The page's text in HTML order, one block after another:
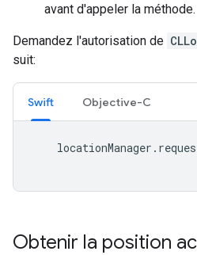
avant d'appeler la méthode.
Demandez l'autorisation de
suit:
Swift Objective-C
locationManager .
Obtenir la position